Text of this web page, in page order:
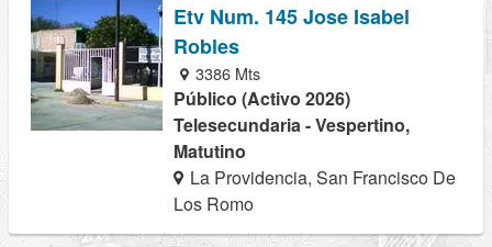
Etv Num. 145 Jose Isabel
Robles
3386 Mts
Público (Activo 2026)
Telesecundaria - Vespertino,
Matutino
La Providencia, San Francisco De
Los Romo